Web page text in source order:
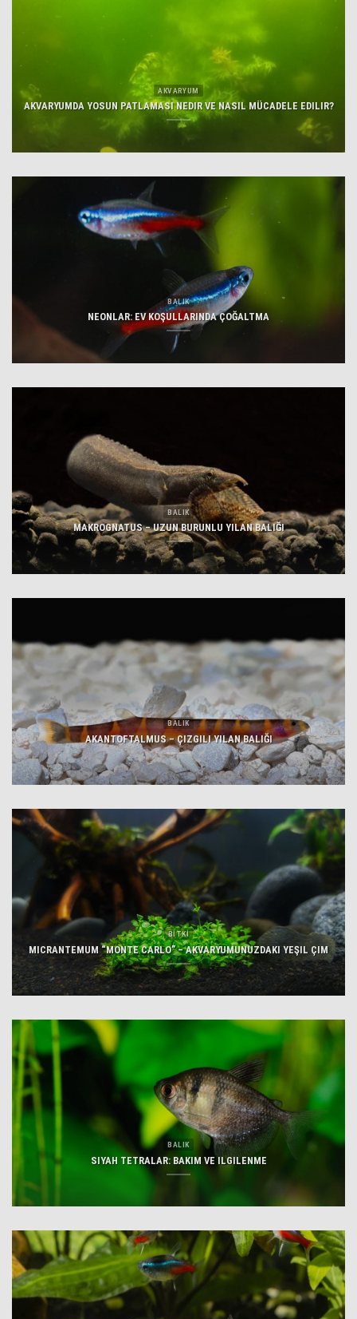
AKVARYUM
AKVARYUMDA YOSUN PATLAMASI NEDIR VE NASIL MÜCADELE EDILIR?
BALIK
NEONLAR: EV KOŞULLARINDA ÇOĞALTMA
BALIK
MAKROGNATUS – UZUN BURUNLU YILAN BALIĞI
BALIK
AKANTOFTALMUS – ÇIZGILI YILAN BALIĞI
BİTKİ
MICRANTEMUM “MONTE CARLO” – AKVARYUMUNUZDAKI YEŞIL ÇIM
BALIK
SIYAH TETRALAR: BAKIM VE ILGILENME